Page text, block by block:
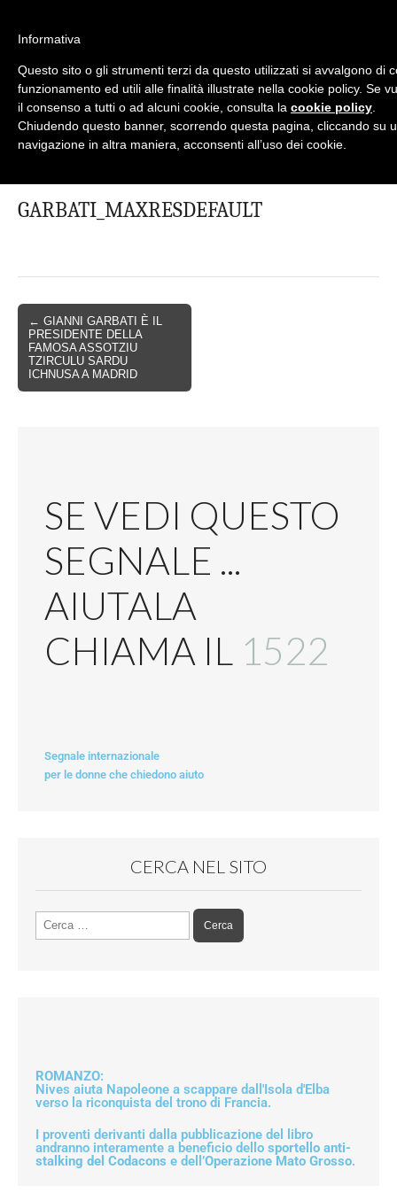
Mondo Italiano nel Mondo
LE INTERVISTE SONO AGLI ITALIANI CHE
RICOPRONO RUOLI ISTITUZIONALI, A QUELLI
CHE RAPPRESENTANO LA SOCIETÀ E A CHI È
UN "COMUNE CITTADINO" ...
PER TUTTO QUESTO SIAMO "ORGOGLIOSI DI
GARBATI_MAXRESDEFAULT
← GIANNI GARBATI È IL
PRESIDENTE DELLA
FAMOSA ASSOTZIU
TZIRCULU SARDU
ICHNUSA A MADRID
SE VEDI QUESTO
SEGNALE ...
AIUTALA
CHIAMA IL 1522
Segnale internazionale
per le donne che chiedono aiuto
CERCA NEL SITO
ROMANZO:
Nives aiuta Napoleone a scappare dall'Isola d'Elba
verso la riconquista del trono di Francia.
I proventi derivanti dalla pubblicazione del libro
andranno interamente a beneficio dello sportello anti-
stalking del Codacons e dell’Operazione Mato Grosso.
Informativa
Questo sito o gli strumenti terzi da questo utilizzati si avvalgono di
funzionamento ed utili alle finalità illustrate nella cookie policy. Se
il consenso a tutti o ad alcuni cookie, consulta la cookie policy
Chiudendo questo banner, scorrendo questa pagina, cliccando su
navigazione in altra maniera, acconsenti all’uso dei cookie.